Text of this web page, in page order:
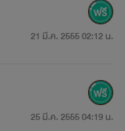
21 มี.ค. 2555 02:12 น.
25 มี.ค. 2555 04:19 น.